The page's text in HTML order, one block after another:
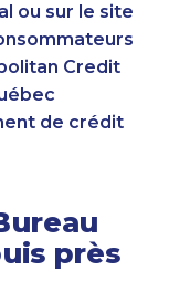
ou sur le site
Credit
de crédit
près